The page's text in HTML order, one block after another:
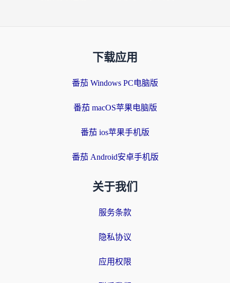
下载应用
番茄 Windows PC电脑版
番茄 macOS苹果电脑版
番茄 ios苹果手机版
番茄 Android安卓手机版
关于我们
服务条款
隐私协议
应用权限